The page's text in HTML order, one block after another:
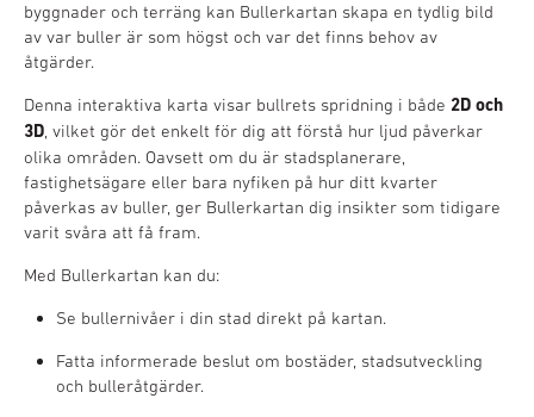
byggnader och terräng kan Bullerkartan skapa en tydlig bild
av var buller är som högst och var det finns behov av
åtgärder.
Denna interaktiva karta visar bullrets spridning i både 2D och
3D , vilket gör det enkelt för dig att förstå hur ljud påverkar
olika områden. Oavsett om du är stadsplanerare,
fastighetsägare eller bara nyfiken på hur ditt kvarter
påverkas av buller, ger Bullerkartan dig insikter som tidigare
varit svåra att få fram.
Med Bullerkartan kan du:
Se bullernivåer i din stad direkt på kartan.
Fatta informerade beslut om bostäder, stadsutveckling
och bulleråtgärder.